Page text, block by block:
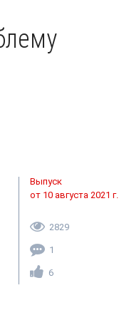
Выпуск
от 10 августа 2021 г.
2829
1
6